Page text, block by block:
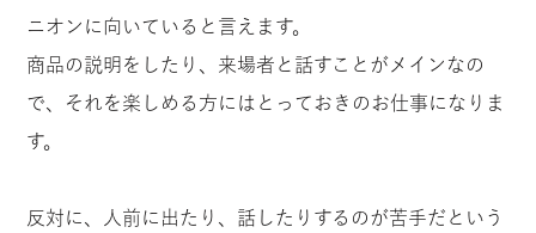
ニオンに向いていると言えます。
商品の説明をしたり、来場者と話すことがメインなの
で、それを楽しめる方にはとっておきのお仕事になりま
す。
反対に、人前に出たり、話したりするのが苦手だという